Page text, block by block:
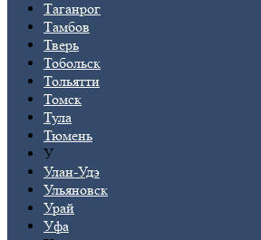
Таганрог
Тамбов
Тверь
Тобольск
Тольятти
Томск
Тула
Тюмень
У
Улан-Удэ
Ульяновск
Урай
Уфа